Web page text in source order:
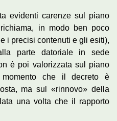
evidenti carenze sul piano
in modo ben poco
i precisi contenuti e gli esiti),
parte datoriale in sede
è poi valorizzata sul piano
che il decreto è
ma sul «rinnovo» della
una volta che il rapporto